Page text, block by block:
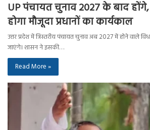
UP पंचायत चुनाव 2027 के बाद
होगा मौजूदा प्रधानों का कार्यकाल
उत्तर प्रदेश में त्रिस्तरीय पंचायत चुनाव अब 2027 में होने वाले
जाएंगे। शासन ने इसकी…
Read More »